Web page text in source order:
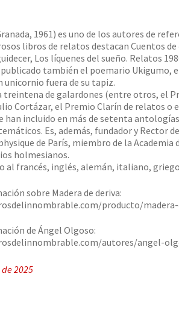
1961) es uno de los autores de
libros de relatos destacan Cuentos
Los líquenes del sueño. Relatos
publicado también el poemario
unicornio fuera de su tapiz.
treintena de galardones (entre otros, el
Cortázar, el Premio Clarín de relatos o
han incluido en más de setenta
Es, además, fundador y Rector
de París, miembro de la
holmesianos.
al francés, inglés, alemán, italiano,
sobre Madera de deriva:
producto/
de Ángel Olgoso:
autores/angel-
2025